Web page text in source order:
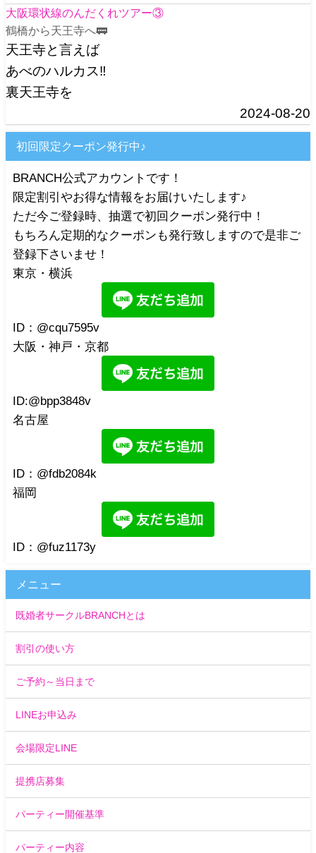
大阪環状線のんだくれツアー③
鶴橋から天王寺へ🚃
天王寺と言えば
あべのハルカス‼️
裏天王寺を
2024-08-20
初回限定クーポン発行中♪
BRANCH公式アカウントです！
限定割引やお得な情報をお届けいたします♪
ただ今ご登録時、抽選で初回クーポン発行中！
もちろん定期的なクーポンも発行致しますので是非ご
登録下さいませ！
東京・横浜
ID：@cqu7595v
大阪・神戸・京都
ID:@bpp3848v
名古屋
ID：@fdb2084k
福岡
ID：@fuz1173y
メニュー
既婚者サークルBRANCHとは
割引の使い方
ご予約～当日まで
LINEお申込み
会場限定LINE
提携店募集
パーティー開催基準
パーティー内容